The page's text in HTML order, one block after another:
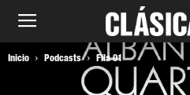
Inicio Podcasts Fila 01